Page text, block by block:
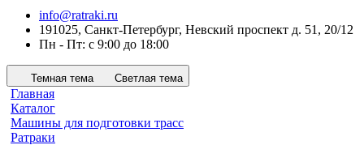
info@ratraki.ru
191025, Санкт-Петербург, Невский проспект д. 51, 20/12
Пн - Пт: с 9:00 до 18:00
Темная тема Светлая тема
Главная
Каталог
Машины для подготовки трасс
Ратраки